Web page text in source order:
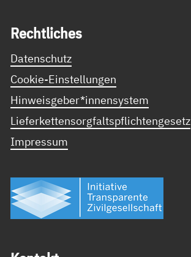
Recht­li­ches
Datenschutz
Cookie-Einstellungen
Hinweisgeber*innensystem
Lieferkettensorgfaltspflichtengesetz
Impressum